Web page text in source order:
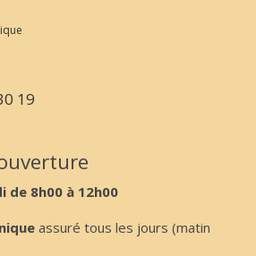
19
de 8h00 à 12h00
assuré tous les jours (matin